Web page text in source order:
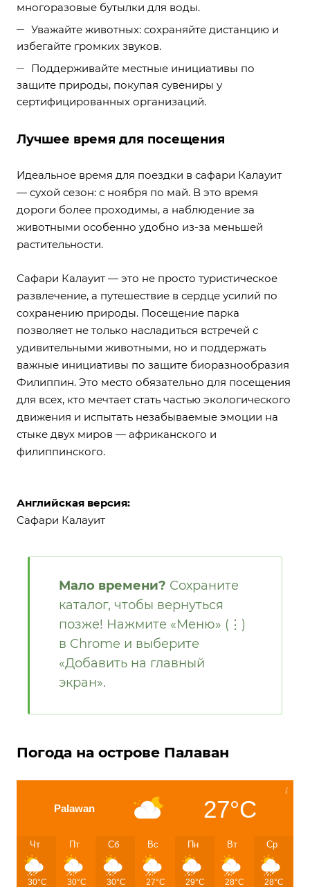
многоразовые бутылки для воды.
Уважайте животных: сохраняйте дистанцию и
избегайте громких звуков.
Поддерживайте местные инициативы по
защите природы, покупая сувениры у
сертифицированных организаций.
Лучшее время для посещения
Идеальное время для поездки в сафари Калауит
— сухой сезон: с ноября по май. В это время
дороги более проходимы, а наблюдение за
животными особенно удобно из-за меньшей
растительности.
Сафари Калауит — это не просто туристическое
развлечение, а путешествие в сердце усилий по
сохранению природы. Посещение парка
позволяет не только насладиться встречей с
удивительными животными, но и поддержать
важные инициативы по защите биоразнообразия
Филиппин. Это место обязательно для посещения
для всех, кто мечтает стать частью экологического
движения и испытать незабываемые эмоции на
стыке двух миров — африканского и
филиппинского.
Английская версия:
Сафари Калауит
Мало времени? Сохраните
каталог, чтобы вернуться
позже! Нажмите «Меню» (⋮)
в Chrome и выберите
«Добавить на главный
экран».
Погода на острове Палаван
Palawan 27°C
Чт
30°C
Пт
30°C
Сб
30°C
Вс
27°C
Пн
29°C
Вт
28°C
Ср
28°C